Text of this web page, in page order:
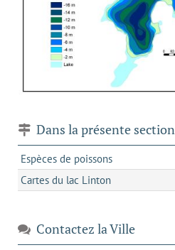
Dans la présente section
Espèces de poissons
Cartes du lac Linton
Contactez la Ville